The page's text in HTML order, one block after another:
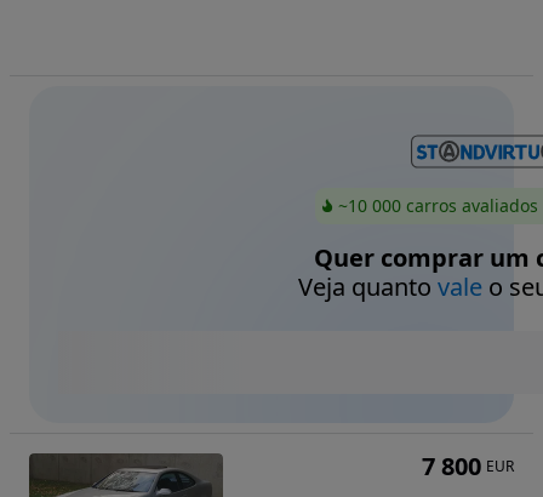
~10 000 carros
Quer comprar um
Veja quanto valeo
7 800 EUR